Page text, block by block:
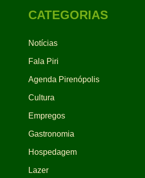
CATEGORIAS
Notícias
Fala Piri
Agenda Pirenópolis
Cultura
Empregos
Gastronomia
Hospedagem
Lazer